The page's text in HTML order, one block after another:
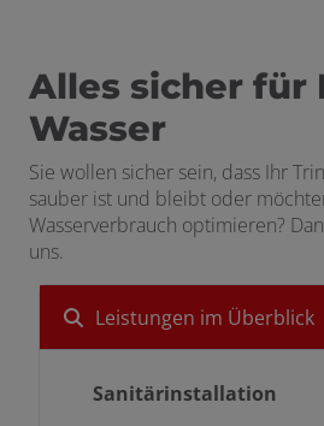
Alles sicher für
Wasser
Sie wollen sicher sein, dass Ihr
sauber ist und bleibt oder
Wasserverbrauch optimieren?
uns.
Leistungen im Überblick
Sanitärinstallation